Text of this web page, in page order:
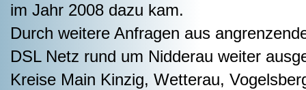
im Jahr 2008 dazu kam.
Durch weitere Anfragen aus
DSL Netz rund um Nidderau weiter
Kreise Main Kinzig, Wetterau,